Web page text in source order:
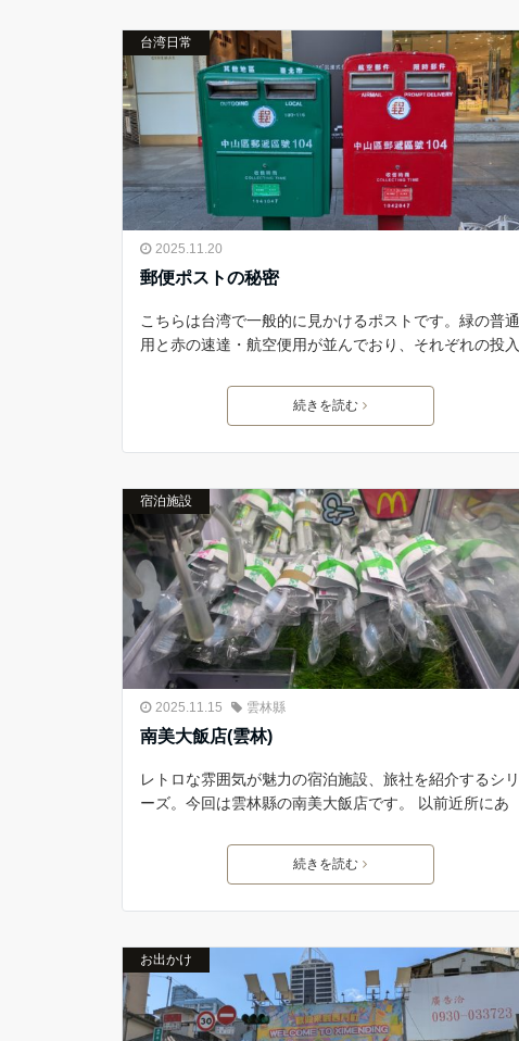
台湾日常
2025.11.20
郵便ポストの秘密
こちらは台湾で一般的に見かけるポストです。緑の普通
用と赤の速達・航空便用が並んでおり、それぞれの投入
続きを読む
宿泊施設
2025.11.15 雲林縣
南美大飯店(雲林)
レトロな雰囲気が魅力の宿泊施設、旅社を紹介するシリ
ーズ。今回は雲林縣の南美大飯店です。 以前近所にあ
続きを読む
お出かけ